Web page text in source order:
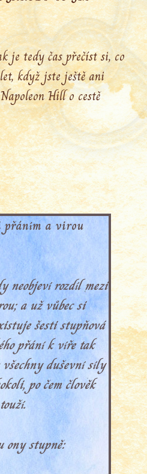
je tedy čas přečíst si, co
když jste ještě ani
Hill o cestě
přáním a virou
neobjeví rozdíl mezi
a už vůbec si
šesti stupňová
přání k víře tak
duševní síly
po čem člověk
touží.
ony stupně: